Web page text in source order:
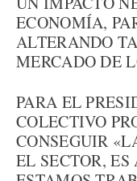
ECONOMÍA,
ALTERANDO
MERCADO DE
PARA EL
COLECTIVO
CONSEGUIR
EL SECTOR,